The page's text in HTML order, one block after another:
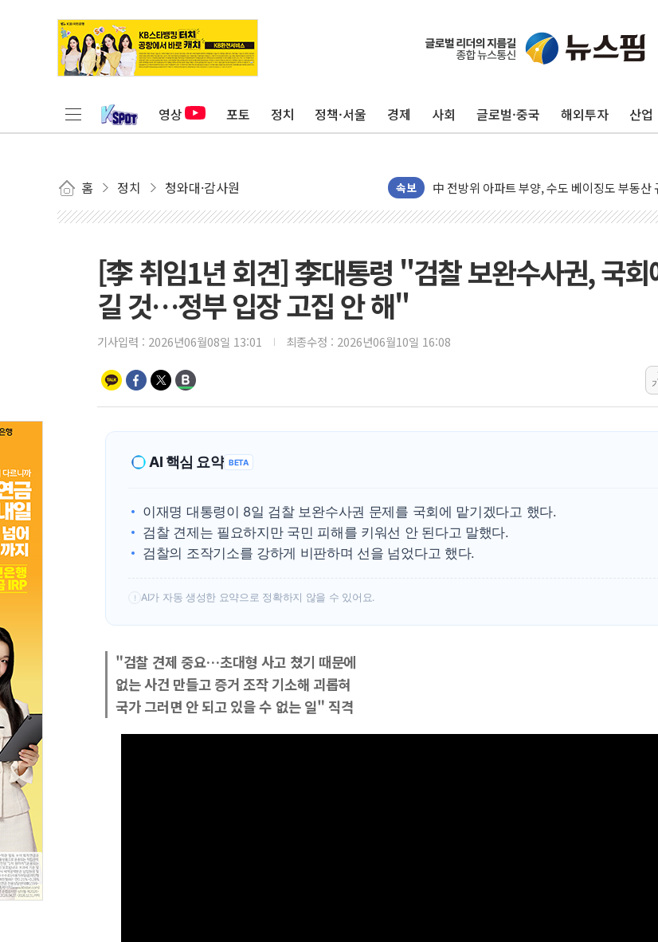
영상 포토 정치 정책·서울 경제 사회 글로벌·중국 해외투자 산업
홈 정치 청와대·감사원 속보
동해중부 전 해상 풍랑주의보…10일까지 최
中 전방위 아파트 부양, 수도 베이징도 부동산
동해시, 11~14일 '별똥별 멍' 운영…페르세우
청양 밭에서 일하던 90대 숨져…온열질환 여
'호우 특보' 경북 울진 시간당 20~30mm 강한
주말 무더위·열대야 지속…내륙 곳곳 소나기
오세훈 "용산공원 주택 검토, 민주당 스스로 원
10월 보완수사권 폐지·공소청 출범…피해자
민주당, 오늘 제주·인천 경선 발표...김민석 '
뉴욕증시, 고용 쇼크에 금리 인상 우려 후퇴
트럼프, 쿡 연준 이사 해임 재추진…"26일까지
유럽증시, 美 고용 예상 밖 부진에 연준 금리
[李 취임1년 회견] 李대통령 "검찰 보완수사권, 국회
길 것…정부 입장 고집 안 해"
기사입력 : 2026년06월08일 13:01 최종수정 : 2026년06월10일 16:08
AI 핵심 요약 BETA
이재명 대통령이 8일 검찰 보완수사권 문제를 국회에 맡기겠다고 했다.
검찰 견제는 필요하지만 국민 피해를 키워선 안 된다고 말했다.
검찰의 조작기소를 강하게 비판하며 선을 넘었다고 했다.
! AI가 자동 생성한 요약으로 정확하지 않을 수 있어요.
"검찰 견제 중요…초대형 사고 쳤기 때문에
없는 사건 만들고 증거 조작 기소해 괴롭혀
국가 그러면 안 되고 있을 수 없는 일" 직격